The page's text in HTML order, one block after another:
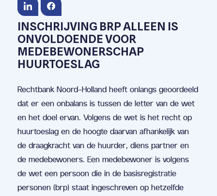
INSCHRIJVING BRP ALLEEN IS
ONVOLDOENDE VOOR
MEDEBEWONERSCHAP
HUURTOESLAG
Rechtbank Noord-Holland heeft onlangs geoordeeld
dat er een onbalans is tussen de letter van de wet
en het doel ervan. Volgens de wet is het recht op
huurtoeslag en de hoogte daarvan afhankelijk van
de draagkracht van de huurder, diens partner en
de medebewoners. Een medebewoner is volgens
de wet een persoon die in de basisregistratie
personen (brp) staat ingeschreven op hetzelfde